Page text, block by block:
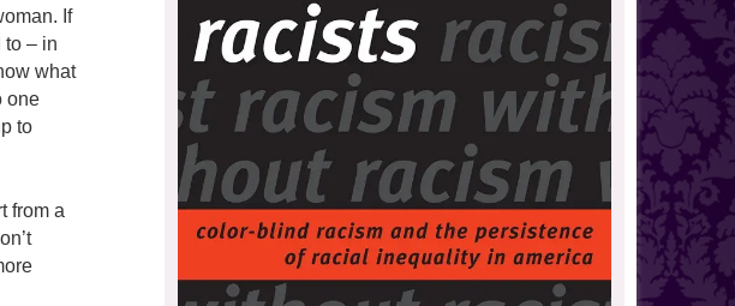
If
to – in
what
one
to
from a